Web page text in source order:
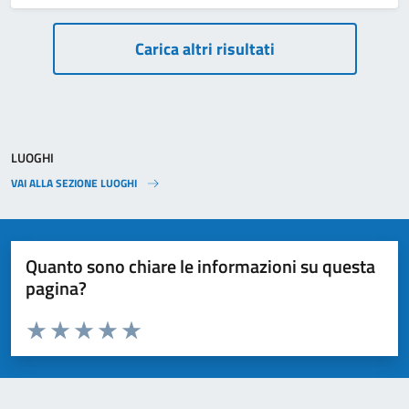
PaginazioneCarica altri risultati
LUOGHI
VAI ALLA SEZIONE LUOGHI
Quanto sono chiare le informazioni su questa
pagina?
Valuta da 1 a 5 stelle la pagina
Valuta 5 stelle su 5
Valuta 4 stelle su 5
Valuta 3 stelle su 5
Valuta 2 stelle su 5
Valuta 1 stelle su 5